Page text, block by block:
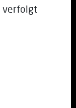
verfolgt